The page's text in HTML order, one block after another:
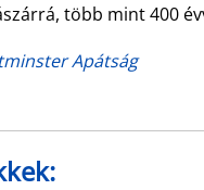
több mint 400
Apátság